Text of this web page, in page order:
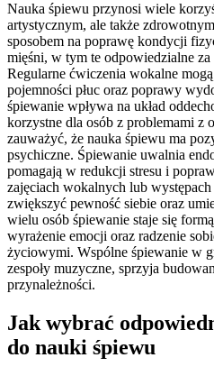
Nauka śpiewu przynosi wiele
artystycznym, ale także
sposobem na poprawę kondycji
mięśni, w tym te odpowiedzialne za
Regularne ćwiczenia wokalne
pojemności płuc oraz poprawy
śpiewanie wpływa na układ
korzystne dla osób z problemami z
zauważyć, że nauka śpiewu ma
psychiczne. Śpiewanie uwalnia
pomagają w redukcji stresu i
zajęciach wokalnych lub
zwiększyć pewność siebie oraz
wielu osób śpiewanie staje się
wyrażenie emocji oraz radzenie
życiowymi. Wspólne śpiewanie w
zespoły muzyczne, sprzyja
przynależności.
Jak wybrać
do nauki śpiewu